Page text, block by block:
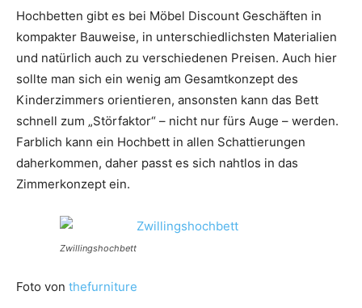
Hochbetten gibt es bei Möbel Discount Geschäften in
kompakter Bauweise, in unterschiedlichsten Materialien
und natürlich auch zu verschiedenen Preisen. Auch hier
sollte man sich ein wenig am Gesamtkonzept des
Kinderzimmers orientieren, ansonsten kann das Bett
schnell zum „Störfaktor“ – nicht nur fürs Auge – werden.
Farblich kann ein Hochbett in allen Schattierungen
daherkommen, daher passt es sich nahtlos in das
Zimmerkonzept ein.
Zwillingshochbett
Foto von thefurniture